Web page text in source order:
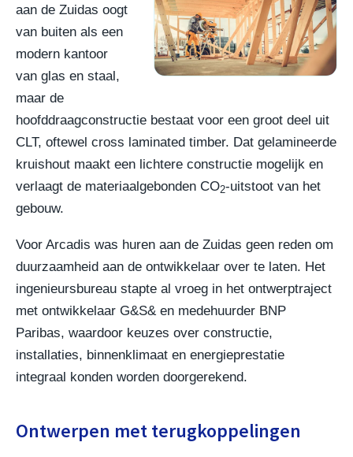
aan de Zuidas oogt
van buiten als een
modern kantoor
van glas en staal,
maar de
hoofddraagconstructie bestaat voor een groot deel uit
CLT, oftewel cross laminated timber. Dat gelamineerde
kruishout maakt een lichtere constructie mogelijk en
verlaagt de materiaalgebonden CO2-uitstoot van het
gebouw.
Voor Arcadis was huren aan de Zuidas geen reden om
duurzaamheid aan de ontwikkelaar over te laten. Het
ingenieursbureau stapte al vroeg in het ontwerptraject
met ontwikkelaar G&S& en medehuurder BNP
Paribas, waardoor keuzes over constructie,
installaties, binnenklimaat en energieprestatie
integraal konden worden doorgerekend.
Ontwerpen met terugkoppelingen